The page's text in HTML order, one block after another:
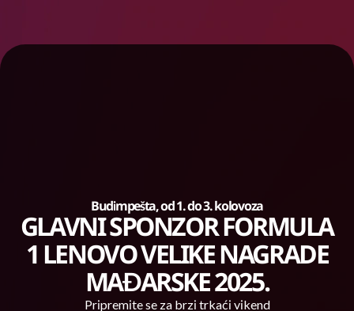
Budimpešta, od 1. do 3. kolovoza
GLAVNI SPONZOR FORMULA
1 LENOVO VELIKE NAGRADE
MAĐARSKE 2025.
Pripremite se za brzi trkaći vikend